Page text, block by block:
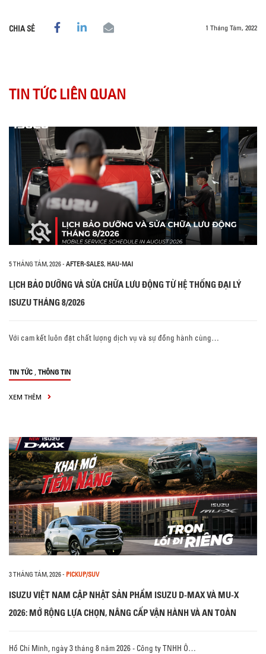
CHIA SẺ 1 Tháng Tám, 2022
TIN TỨC LIÊN QUAN
5 THÁNG TÁM, 2026- AFTER-SALES, HAU-MAI
LỊCH BẢO DƯỠNG VÀ SỬA CHỮA LƯU ĐỘNG TỪ HỆ THỐNG ĐẠI LÝ
ISUZU THÁNG 8/2026
Với cam kết luôn đặt chất lượng dịch vụ và sự đồng hành cùng…
TIN TỨC , THÔNG TIN
XEM THÊM
3 THÁNG TÁM, 2026- PICKUP/SUV
ISUZU VIỆT NAM CẬP NHẬT SẢN PHẨM ISUZU D-MAX VÀ MU-X
2026: MỞ RỘNG LỰA CHỌN, NÂNG CẤP VẬN HÀNH VÀ AN TOÀN
Hồ Chí Minh, ngày 3 tháng 8 năm 2026 - Công ty TNHH Ô…